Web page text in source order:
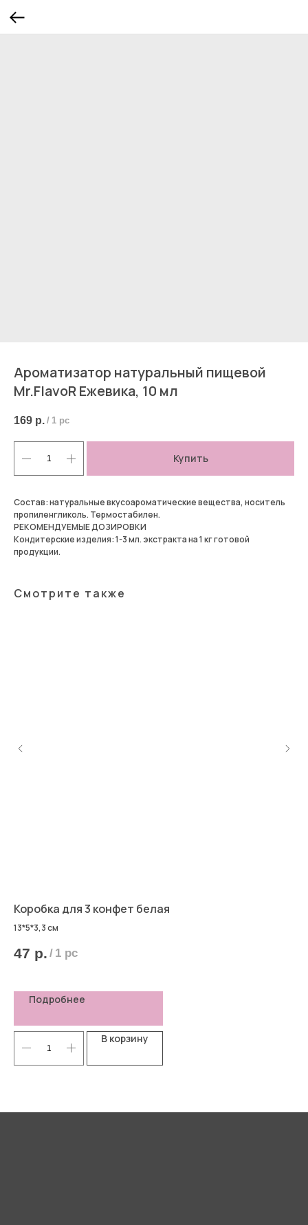
Ароматизатор натуральный пищевой
Mr.FlavoR Ежевика, 10 мл
169 р. / 1 pc
Купить
Состав: натуральные вкусоароматические вещества, носитель
пропиленгликоль. Термостабилен.
РЕКОМЕНДУЕМЫЕ ДОЗИРОВКИ
Кондитерские изделия: 1-3 мл. экстракта на 1 кг готовой
продукции.
Смотрите также
Коробка для 3 конфет белая
13*5*3,3 см
47 р. / 1 pc
Подробнее
В корзину